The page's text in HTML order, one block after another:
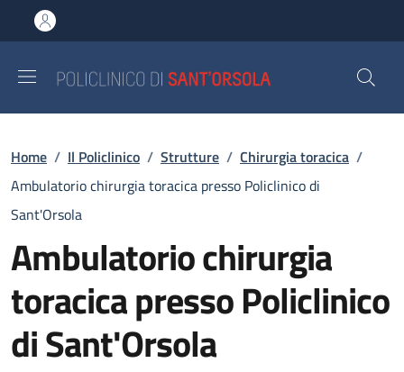
al contenuto principale
to footer content
Briciole di pane
Home / Il Policlinico / Strutture / Chirurgia toracica /
Ambulatorio chirurgia toracica presso Policlinico di
Sant'Orsola
Ambulatorio chirurgia
toracica presso Policlinico
di Sant'Orsola